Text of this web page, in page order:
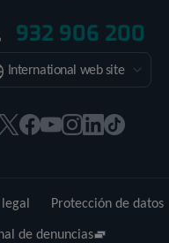
932 906 200
International web site
Este
en
una
Este
en
una
Este
en
una
Este
en
una
Este
en
una
Enlace
externa.
Protección de datos
de denuncias